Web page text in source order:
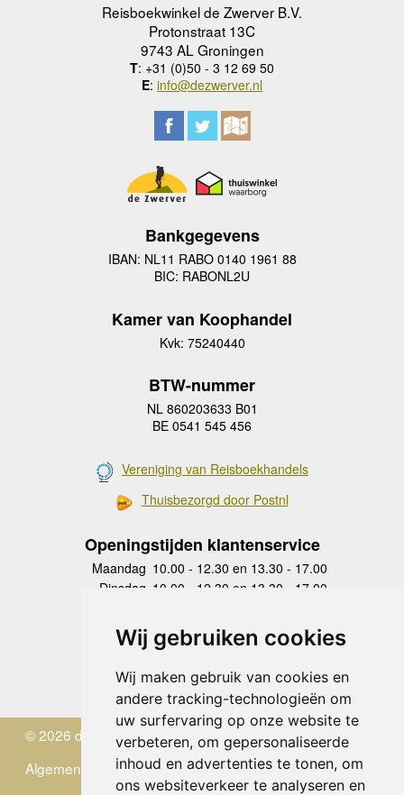
Wij gebruiken cookies
Wij maken gebruik van cookies en
andere tracking-technologieën om
uw surfervaring op onze website te
verbeteren, om gepersonaliseerde
inhoud en advertenties te tonen, om
ons websiteverkeer te analyseren en
Reisboekwinkel de Zwerver B.V.
Protonstraat 13C
9743 AL Groningen
T: +31 (0)50 - 3 12 69 50
E: info@dezwerver.nl
Bankgegevens
IBAN: NL11 RABO 0140 1961 88
BIC: RABONL2U
Kamer van Koophandel
Kvk: 75240440
BTW-nummer
NL 860203633 B01
BE 0541 545 456
Vereniging van Reisboekhandels
Thuisbezorgd door Postnl
Openingstijden klantenservice
Maandag 10.00 - 12.30 en 13.30 - 17.00
Dinsdag 10.00 - 12.30 en 13.30 - 17.00
Donderdag
10.00 - 12.30 en 13.30 - 17.00
Vrijdag 10.00 - 12.30 en 13.30 - 17.00
Zaterdag
gesloten
Zondag gesloten
© 2026 de Zwerver
Algemene Voorwaarden